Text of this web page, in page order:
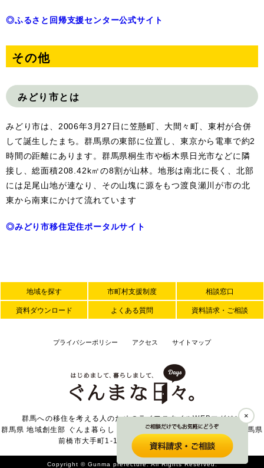
◎ふるさと回帰支援センター公式サイト
その他
みどり市とは
みどり市は、 2006年3 月27 日に笠懸町、大間々町、東村が合併
して誕生したまち。群馬県の東部に位置し、東京から電車で約2
時間の距離にあります。群馬県桐生市や栃木県日光市などに隣
接し、総面積208.42k㎡の8割が山林。地形は南北に長く、北部
には足尾山地が連なり、その山塊に源をもつ渡良瀬川が市の北
東から南東にかけて流れています
◎みどり市移住定住ポータルサイト
×
地域を探す 市町村支援制度 相談窓口
資料ダウンロード よくある質問 資料請求・ご相談
プライバシーポリシー アクセス サイトマップ
群馬への移住を考える人のためのライフスタイルWEBマガジン
群馬県 地域創生部 ぐんま暮らし・外国人活躍推進課 〒371-8570 群馬県
前橋市大手町1-1-1 TEL 027-226-2371
Copyright © Gunma prefecture. All Rights Reserved.